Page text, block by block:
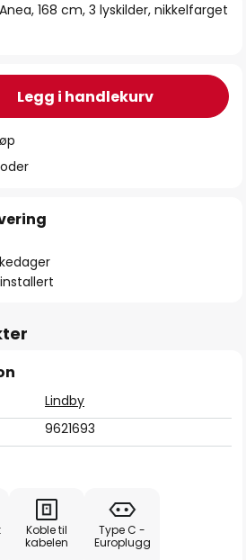
168 cm, 3 lyskilder, nikkelfarget
Legg i handlekurv
installert
Lindby
9621693
Koble til
kabelen
Type C -
Europlugg